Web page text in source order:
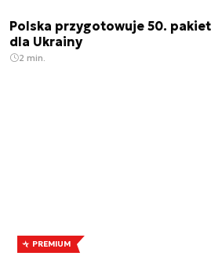
Polska przygotowuje 50.
dla Ukrainy
2 min.
PREMIUM